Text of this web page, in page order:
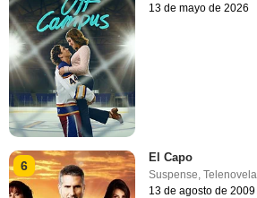
13 de mayo de 2026
6
El Capo
Suspense ,Telenovela
13 de agosto de 2009